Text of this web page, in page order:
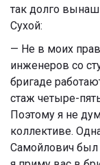
так долго
Сухой:
— Не в моих
инженеров со
бригаде
стаж четыре-
Поэтому я не
коллективе.
Самойлович был